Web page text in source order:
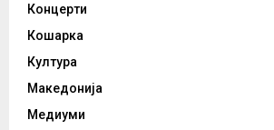
Концерти
Кошарка
Култура
Македонија
Медиуми